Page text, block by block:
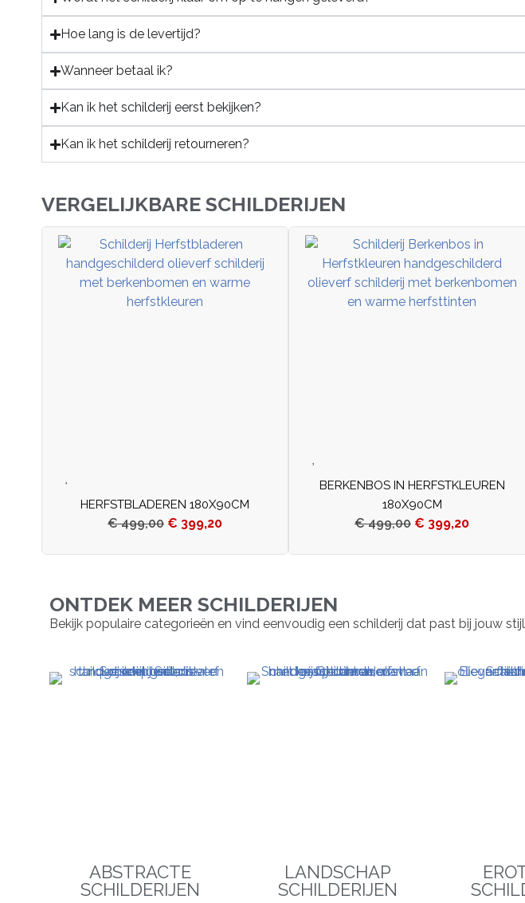
Hoe lang is de levertijd?
Wanneer betaal ik?
Kan ik het schilderij eerst bekijken?
Kan ik het schilderij retourneren?
VERGELIJKBARE SCHILDERIJEN
HERFSTBLADEREN 180X90CM
€499,00 € 399,20
BERKENBOS IN HERFSTKLEUREN
180X90CM
€499,00 € 399,20
ONTDEK MEER SCHILDERIJEN
Bekijk populaire categorieën en vind eenvoudig een schilderij dat past bij jouw stijl
ABSTRACTE
SCHILDERIJEN
LANDSCHAP
SCHILDERIJEN